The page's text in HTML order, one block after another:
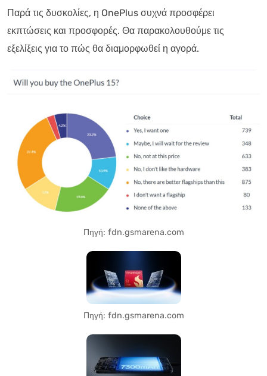
Παρά τις δυσκολίες, η OnePlus συχνά προσφέρει
εκπτώσεις και προσφορές. Θα παρακολουθούμε τις
εξελίξεις για το πώς θα διαμορφωθεί η αγορά.
Πηγή: fdn.gsmarena.com
Πηγή: fdn.gsmarena.com